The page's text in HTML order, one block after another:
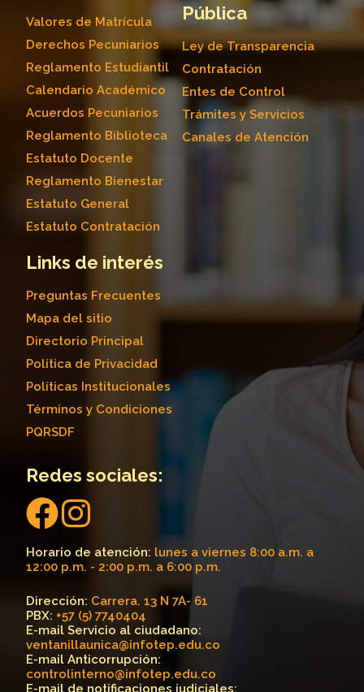
Valores de Matrícula
Derechos Pecuniarios
Reglamento Estudiantil
Calendario Académico
Acuerdos Pecuniarios
Reglamento Biblioteca
Estatuto Docente
Reglamento Bienestar
Estatuto General
Estatuto Contratación
Pública
Ley de Transparencia
Contratación
Entes de Control
Trámites y Servicios
Canales de Atención
Links de interés
Preguntas Frecuentes
Mapa del sitio
Directorio Principal
Política de Privacidad
Políticas Institucionales
Términos y Condiciones
PQRSDF
Redes sociales:
Horario de atención: lunes a viernes 8:00 a.m. a
12:00 p.m. - 2:00 p.m. a 6:00 p.m.
Dirección: Carrera. 13 N 7A- 61
PBX: +57 (5) 7740404
E-mail Servicio al ciudadano:
ventanillaunica@infotep.edu.co
E-mail Anticorrupción:
controlinterno@infotep.edu.co
E-mail de notificaciones judiciales: